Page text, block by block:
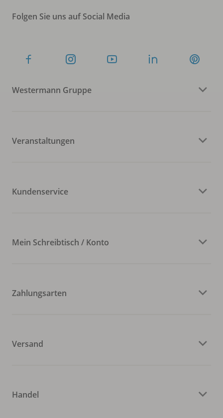
Folgen Sie uns auf Social Media
Westermann Gruppe
Veranstaltungen
Kundenservice
Mein Schreibtisch / Konto
Zahlungsarten
Versand
Handel